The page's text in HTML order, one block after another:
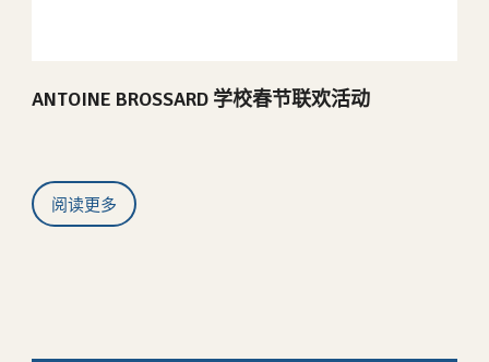
ANTOINE BROSSARD 学校春节联欢活动
阅读更多